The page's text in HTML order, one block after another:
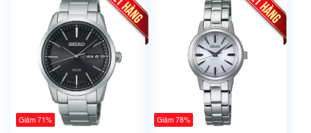
Giảm 71% Giảm 78%